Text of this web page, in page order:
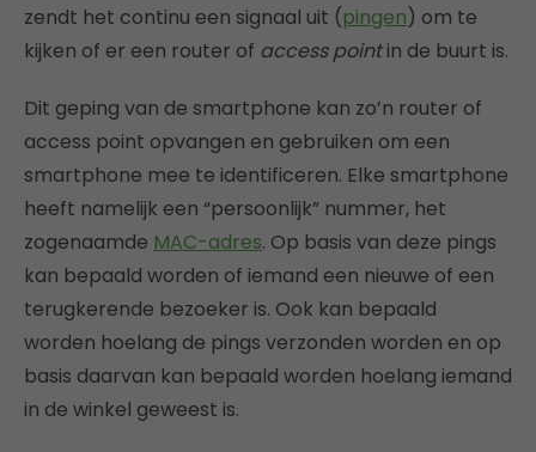
zendt het continu een signaal uit (pingen) om te
kijken of er een router of access pointin de buurt is.
Dit geping van de smartphone kan zo’n router of
access point opvangen en gebruiken om een
smartphone mee te identificeren. Elke smartphone
heeft namelijk een “persoonlijk” nummer, het
zogenaamde MAC-adres. Op basis van deze pings
kan bepaald worden of iemand een nieuwe of een
terugkerende bezoeker is. Ook kan bepaald
worden hoelang de pings verzonden worden en op
basis daarvan kan bepaald worden hoelang iemand
in de winkel geweest is.